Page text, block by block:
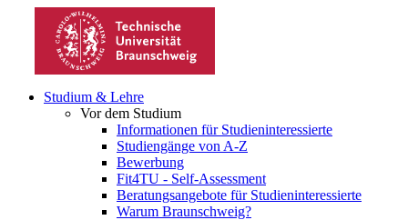
Studium & Lehre
Vor dem Studium
Informationen für Studieninteressierte
Studiengänge von A-Z
Bewerbung
Fit4TU - Self-Assessment
Beratungsangebote für Studieninteressierte
Warum Braunschweig?